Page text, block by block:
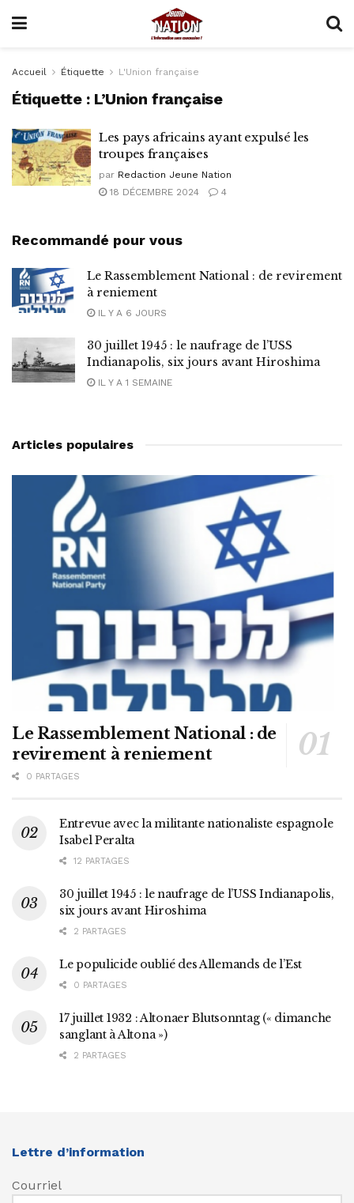
Accueil Étiquette L'Union française
Étiquette : L’Union française
Les pays africains ayant expulsé les
troupes françaises
par Redaction Jeune Nation
18 DÉCEMBRE 2024
4
Recommandé pour vous
Le Rassemblement National : de revirement
à reniement
IL Y A 6 JOURS
30 juillet 1945 : le naufrage de l’USS
Indianapolis, six jours avant Hiroshima
IL Y A 1 SEMAINE
Articles populaires
Le Rassemblement National : de
revirement à reniement
0 PARTAGES
Entrevue avec la militante nationaliste espagnole
Isabel Peralta
12 PARTAGES
30 juillet 1945 : le naufrage de l’USS Indianapolis,
six jours avant Hiroshima
2 PARTAGES
Le populicide oublié des Allemands de l’Est
0 PARTAGES
17 juillet 1932 : Altonaer Blutsonntag (« dimanche
sanglant à Altona »)
2 PARTAGES
Lettre d’information
Courriel